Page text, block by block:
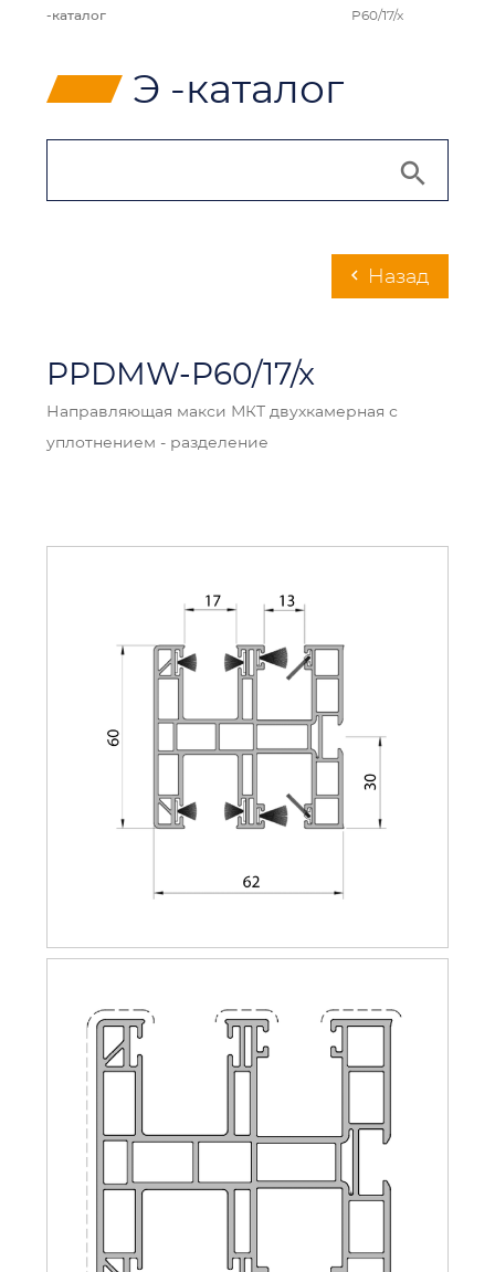
-каталог
P60/17/x
⸠ Э -каталог
chevron_left Hазад
PPDMW-P60/17/x
Направляющая макси МКТ двухкамерная с
уплотнением - разделение